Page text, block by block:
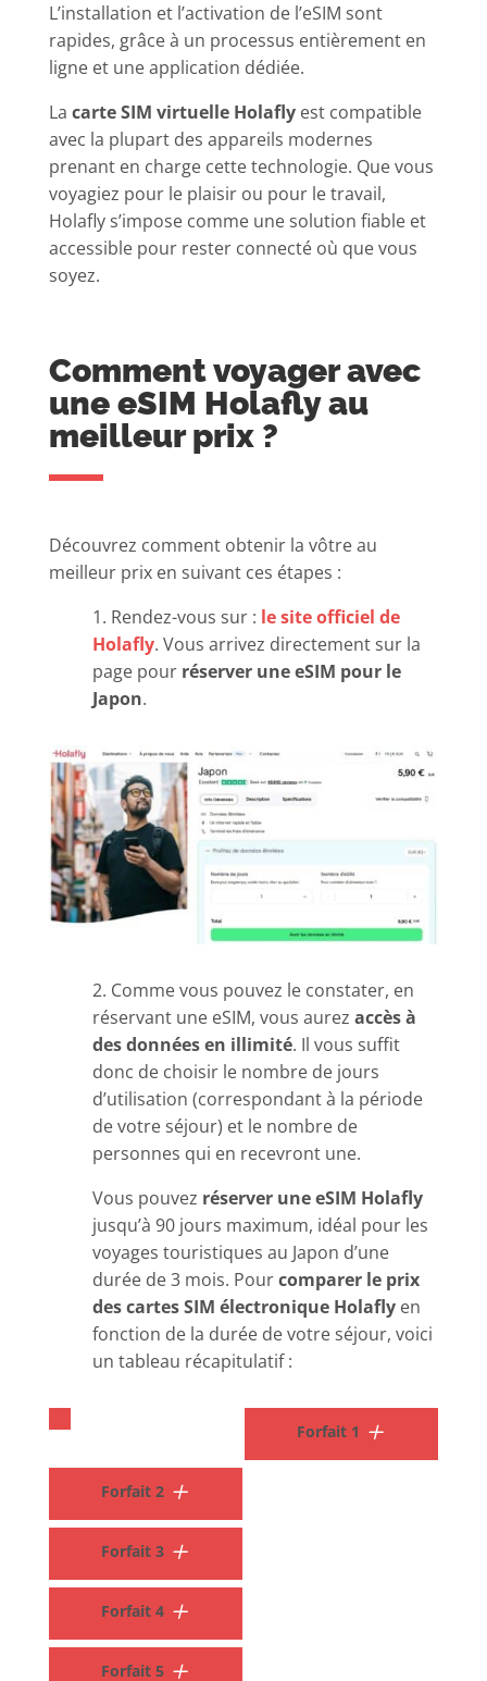
L’installation et l’activation de l’eSIM sont
rapides, grâce à un processus entièrement en
ligne et une application dédiée.
La carte SIM virtuelle Holaflyest compatible
avec la plupart des appareils modernes
prenant en charge cette technologie. Que vous
voyagiez pour le plaisir ou pour le travail,
Holafly s’impose comme une solution fiable et
accessible pour rester connecté où que vous
soyez.
Comment voyager avec
une eSIM Holafly au
meilleur prix ?
Découvrez comment obtenir la vôtre au
meilleur prix en suivant ces étapes :
1. Rendez-vous sur : le site officiel de
Holafly. Vous arrivez directement sur la
page pour réserver une eSIM pour le
Japon.
2. Comme vous pouvez le constater, en
réservant une eSIM, vous aurez accès à
des données en illimité. Il vous suffit
donc de choisir le nombre de jours
d’utilisation (correspondant à la période
de votre séjour) et le nombre de
personnes qui en recevront une.
Vous pouvez réserver une eSIM Holafly
jusqu’à 90 jours maximum, idéal pour les
voyages touristiques au Japon d’une
durée de 3 mois. Pourcomparer le prix
des cartes SIM électronique Holaflyen
fonction de la durée de votre séjour, voici
un tableau récapitulatif :
Forfait 1
Forfait 2
Forfait 3
Forfait 4
Forfait 5